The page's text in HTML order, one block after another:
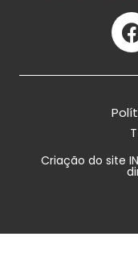
Criação do site